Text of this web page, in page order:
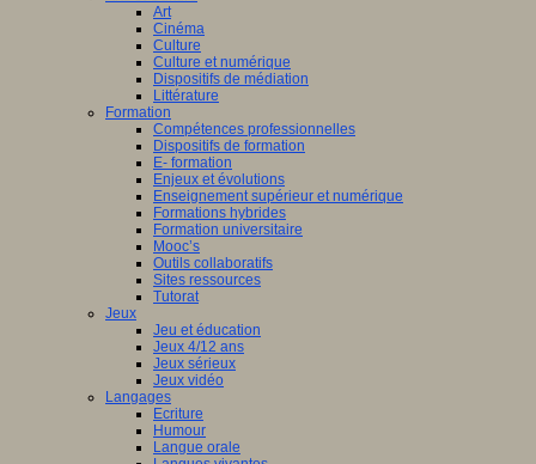
Art
Cinéma
Culture
Culture et numérique
Dispositifs de médiation
Littérature
Formation
Compétences professionnelles
Dispositifs de formation
E- formation
Enjeux et évolutions
Enseignement supérieur et numérique
Formations hybrides
Formation universitaire
Mooc’s
Outils collaboratifs
Sites ressources
Tutorat
Jeux
Jeu et éducation
Jeux 4/12 ans
Jeux sérieux
Jeux vidéo
Langages
Ecriture
Humour
Langue orale